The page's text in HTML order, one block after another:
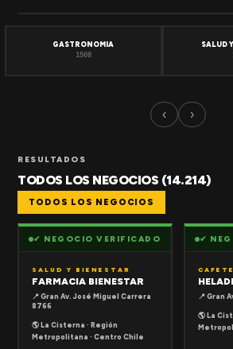
GASTRONOMIA
1508
SALUD
‹ ›
RESULTADOS
TODOS LOS NEGOCIOS (14.214)
TODOS LOS NEGOCIOS
✔ NEGOCIO VERIFICADO
SALUD Y BIENESTAR
FARMACIA BIENESTAR
📍 Gran Av. José Miguel Carrera
8766
🌎 La Cisterna · Región
Metropolitana · Centro Chile
✔
📍 Gran
🌎 La